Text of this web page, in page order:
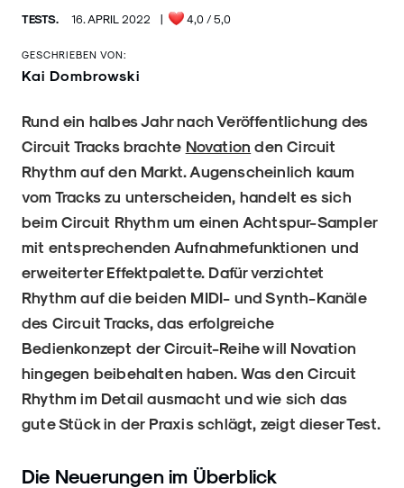
TESTS. 16. APRIL 2022 | 4,0 / 5,0
GESCHRIEBEN VON:
Kai Dombrowski
Rund ein halbes Jahr nach Veröffentlichung des
Circuit Tracks brachte Novation den Circuit
Rhythm auf den Markt. Augenscheinlich kaum
vom Tracks zu unterscheiden, handelt es sich
beim Circuit Rhythm um einen Achtspur-Sampler
mit entsprechenden Aufnahmefunktionen und
erweiterter Effektpalette. Dafür verzichtet
Rhythm auf die beiden MIDI- und Synth-Kanäle
des Circuit Tracks, das erfolgreiche
Bedienkonzept der Circuit-Reihe will Novation
hingegen beibehalten haben. Was den Circuit
Rhythm im Detail ausmacht und wie sich das
gute Stück in der Praxis schlägt, zeigt dieser Test.
Die Neuerungen im Überblick